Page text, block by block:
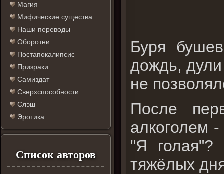
Магия
Мифические существа
Наши переводы
Оборотни
Постапокалипсис
Призраки
Самиздат
Сверхспособности
Слэш
Эротика
Список авторов
Буря
дождь,
не
После
алкоголем
"Я
тяжёлых